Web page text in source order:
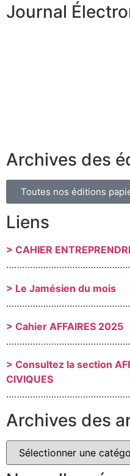
Journal
Archives des
Toutes nos éditions
Liens
> CAHIER
> Le Jamésien du mois
> Cahier AFFAIRES 2025
> Consultez la section
CIVIQUES
Archives des